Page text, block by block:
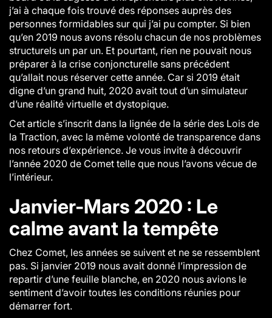
j’ai à chaque fois trouvé des réponses auprès des
personnes formidables sur qui j’ai pu compter. Si bien
qu’en 2019 nous avons résolu chacun de nos problèmes
structurels un par un. Et pourtant, rien ne pouvait nous
préparer à la crise conjoncturelle sans précédent
qu’allait nous réserver cette année. Car si 2019 était
digne d’un grand huit, 2020 avait tout d’un simulateur
d’une réalité virtuelle et dystopique.
Cet article s’inscrit dans la lignée de la série des Lois de
la Traction, avec la même volonté de transparence dans
nos retours d’expérience. Je vous invite à découvrir
l’année 2020 de Comet telle que nous l’avons vécue de
l’intérieur.
Janvier-Mars 2020 : Le
calme avant la tempête
Chez Comet, les années se suivent et ne se ressemblent
pas. Si janvier 2019 nous avait donné l’impression de
repartir d’une feuille blanche, en 2020 nous avions le
sentiment d’avoir toutes les conditions réunies pour
démarrer fort.